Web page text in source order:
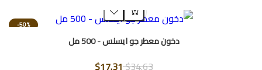
-50%
دخون معطر جو ايسنس - 500 مل
$34.63
$17.31